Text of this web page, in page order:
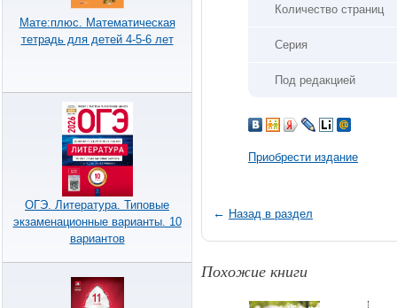
Мате:плюс. Математическая
тетрадь для детей 4-5-6 лет
ОГЭ. Литература. Типовые
экзаменационные варианты. 10
вариантов
Количество страниц
Серия
Под редакцией
Приобрести издание
← Назад в раздел
Похожие книги